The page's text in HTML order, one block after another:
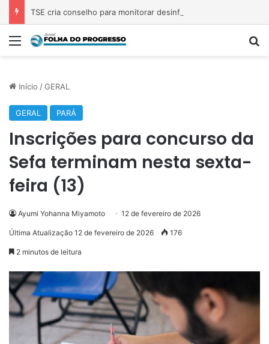
Menu
Início /GERAL
GERAL PARÁ
Inscrições para concurso da
Sefa terminam nesta sexta-
feira (13)
Ayumi Yohanna Miyamoto 12 de fevereiro de 2026
Última Atualização 12 de fevereiro de 2026 176
2 minutos de leitura